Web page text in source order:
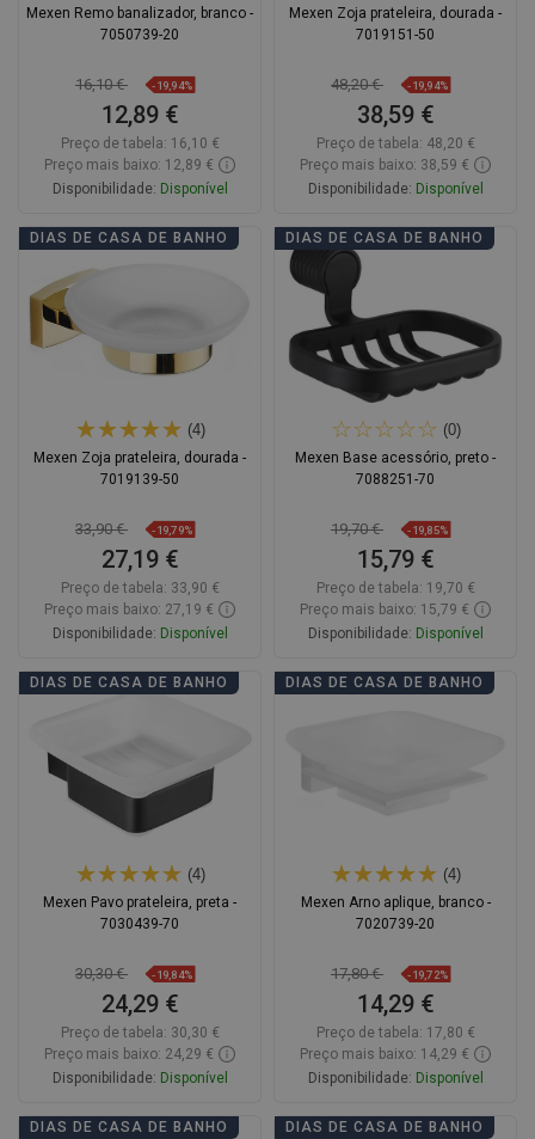
Mexen Remo banalizador, branco -
7050739-20
16,10 € -19,94%
12,89 €
Preço de tabela: 16,10 €
Preço mais baixo: 12,89 €
Disponibilidade: Disponível
Adicionar
Comparar
Mexen Zoja prateleira, dourada -
7019151-50
48,20 € -19,94%
38,59 €
Preço de tabela: 48,20 €
Preço mais baixo: 38,59 €
Disponibilidade: Disponível
Adicionar
Comparar
DIAS DE CASA DE BANHO
(4)
Mexen Zoja prateleira, dourada -
7019139-50
33,90 € -19,79%
27,19 €
Preço de tabela: 33,90 €
Preço mais baixo: 27,19 €
Disponibilidade: Disponível
Adicionar
DIAS DE CASA DE BANHO
(0)
Mexen Base acessório, preto -
7088251-70
19,70 € -19,85%
15,79 €
Preço de tabela: 19,70 €
Preço mais baixo: 15,79 €
Disponibilidade: Disponível
Adicionar
DIAS DE CASA DE BANHO
(4)
Mexen Pavo prateleira, preta -
7030439-70
30,30 € -19,84%
24,29 €
Preço de tabela: 30,30 €
Preço mais baixo: 24,29 €
Disponibilidade: Disponível
Adicionar
DIAS DE CASA DE BANHO
(4)
Mexen Arno aplique, branco -
7020739-20
17,80 € -19,72%
14,29 €
Preço de tabela: 17,80 €
Preço mais baixo: 14,29 €
Disponibilidade: Disponível
Adicionar
DIAS DE CASA DE BANHO DIAS DE CASA DE BANHO